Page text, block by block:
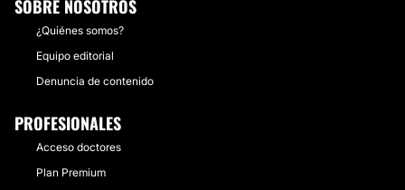
SOBRE NOSOTROS
¿Quiénes somos?
Equipo editorial
Denuncia de contenido
PROFESIONALES
Acceso doctores
Plan Premium